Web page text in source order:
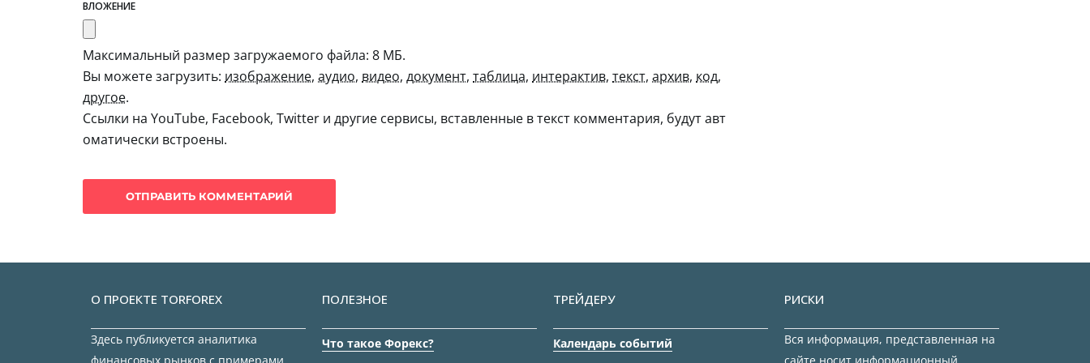
ВЛОЖЕНИЕ
Максимальный размер загружаемого файла: 8 МБ.
Вы можете загрузить: изображение, аудио, видео, документ, таблица, интерактив, текст, архив, код,
другое.
Ссылки на YouTube, Facebook, Twitter и другие сервисы, вставленные в текст комментария, будут авт
оматически встроены.
О ПРОЕКТЕ TORFOREX
Здесь публикуется аналитика
финансовых рынков с примерами
ПОЛЕЗНОЕ
Что такое Форекс?
ТРЕЙДЕРУ
Календарь событий
РИСКИ
Вся информация, представленная на
сайте носит информационный